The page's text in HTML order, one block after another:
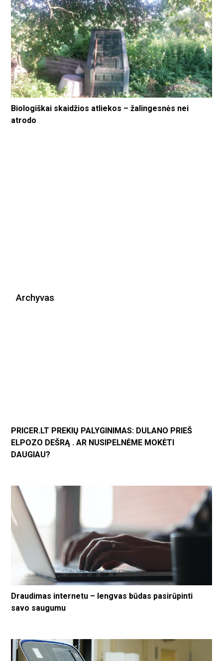
Biologiškai skaidžios atliekos – žalingesnės nei
atrodo
Archyvas
PRICER.LT PREKIŲ PALYGINIMAS: DULANO PRIEŠ
ELPOZO DEŠRĄ . AR NUSIPELNĖME MOKĖTI
DAUGIAU?
Draudimas internetu – lengvas būdas pasirūpinti
savo saugumu